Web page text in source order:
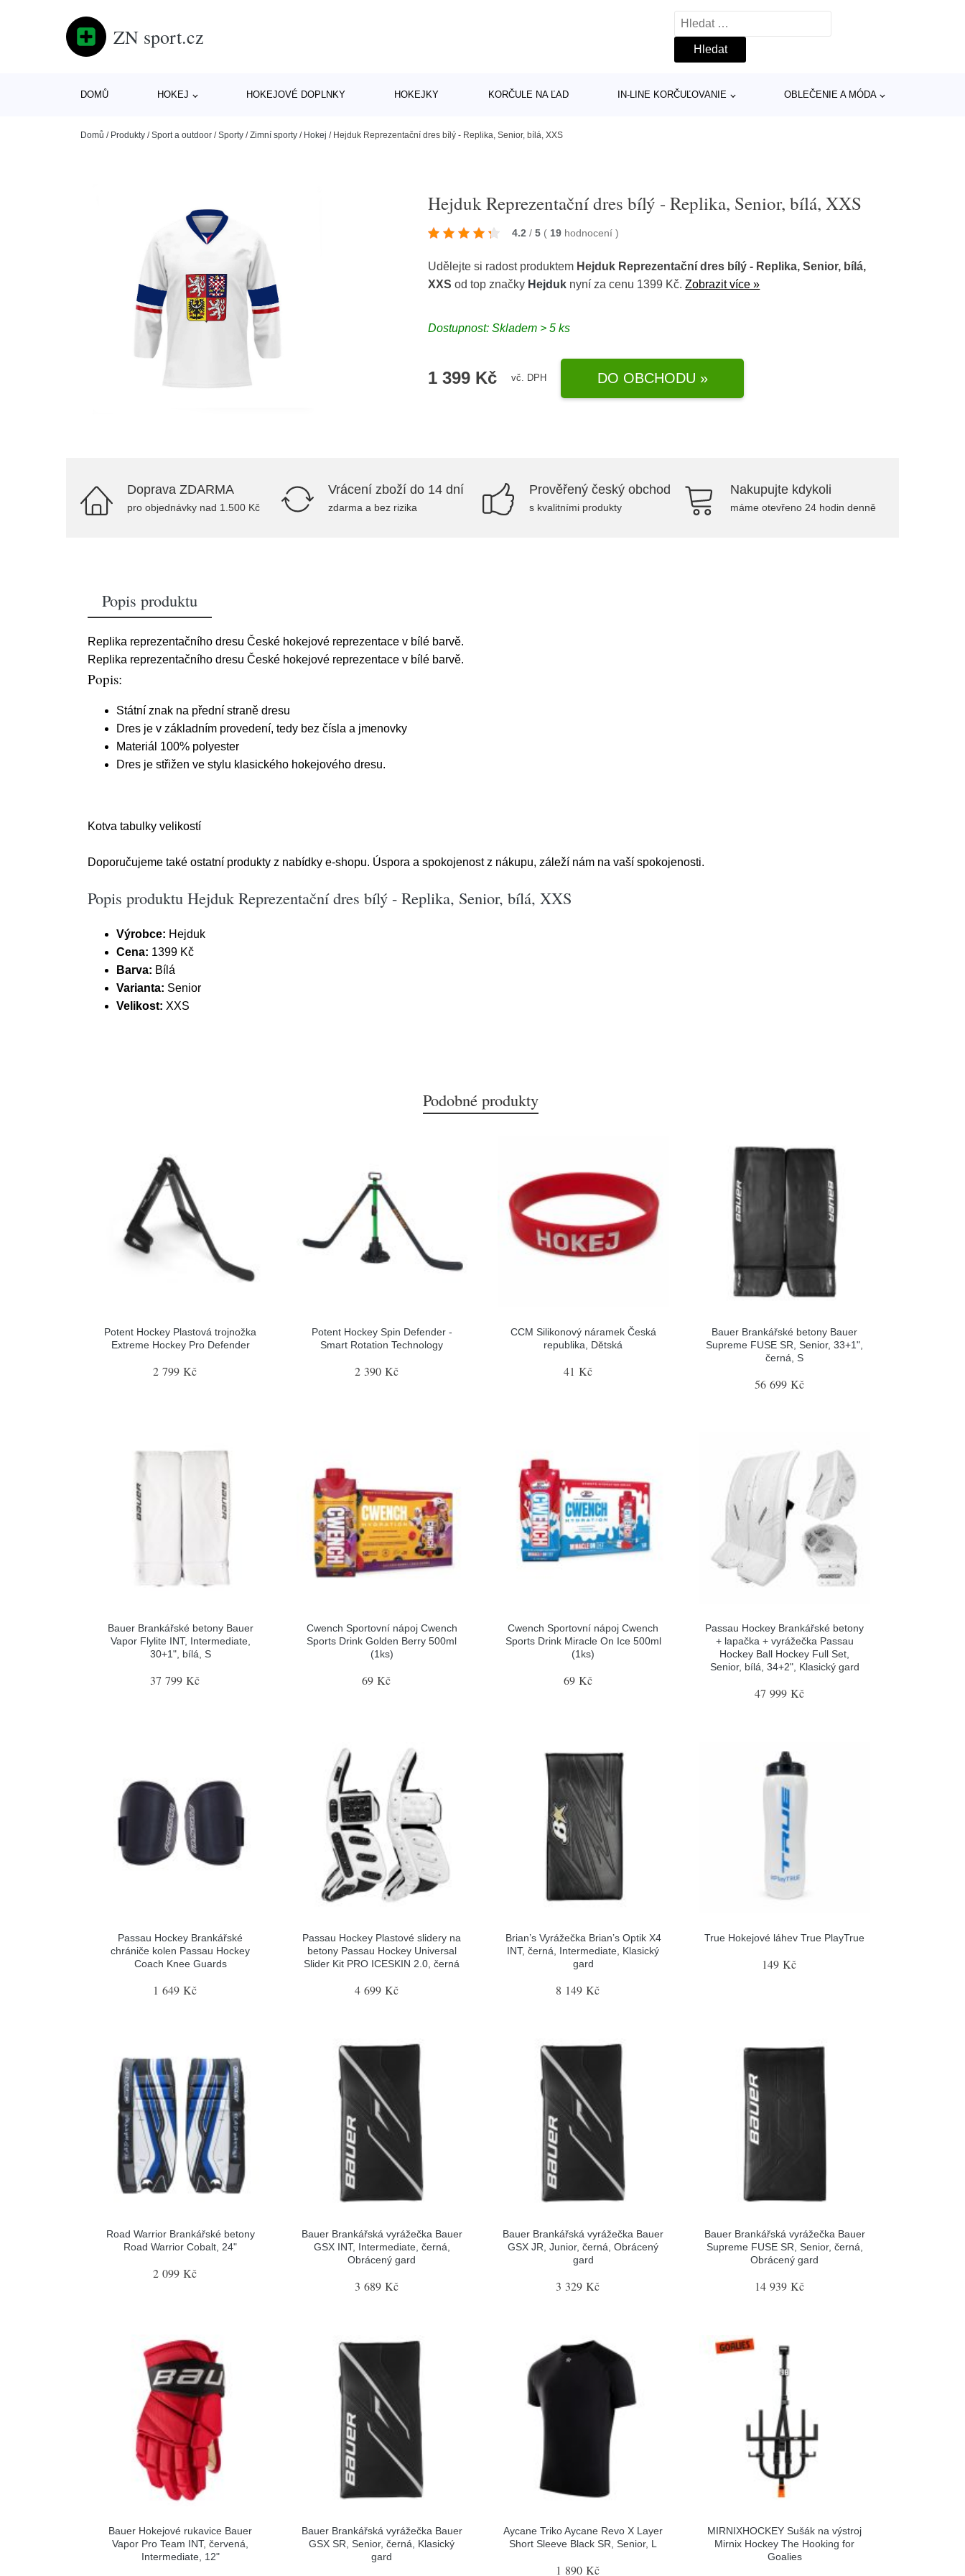
ZN sport.cz
Vyhledávání
DOMŮ HOKEJ HOKEJOVÉ DOPLNKY HOKEJKY KORČULE NA ĽAD IN-LINE KORČUĽOVANIE OBLEČENIE A MÓDA
Domů / Produkty /Sport a outdoor /Sporty /Zimní sporty / Hokej / Hejduk Reprezentační dres bílý - Replika, Senior, bílá, XXS
Hejduk Reprezentační dres bílý - Replika, Senior, bílá, XXS
4.2 / 5 ( 19 hodnocení)
Udělejte si radost produktem Hejduk Reprezentační dres bílý - Replika, Senior, bílá,
XXS od top značky Hejduk nyní za cenu 1399 Kč.Zobrazit více »
Dostupnost: Skladem > 5 ks
1 399 Kč vč. DPH DO OBCHODU »
Doprava ZDARMA
pro objednávky nad 1.500 Kč
Vrácení zboží do 14 dní
zdarma a bez rizika
Prověřený český obchod
s kvalitními produkty
Nakupujte kdykoli
máme otevřeno 24 hodin denně
Popis produktu
Replika reprezentačního dresu České hokejové reprezentace v bílé barvě.
Replika reprezentačního dresu České hokejové reprezentace v bílé barvě.
Popis:
Státní znak na přední straně dresu
Dres je v základním provedení, tedy bez čísla a jmenovky
Materiál 100% polyester
Dres je střižen ve stylu klasického hokejového dresu.
Kotva tabulky velikostí
Doporučujeme také ostatní produkty z nabídky e-shopu. Úspora a spokojenost z nákupu, záleží nám na vaší spokojenosti.
Popis produktu Hejduk Reprezentační dres bílý - Replika, Senior, bílá, XXS
Výrobce: Hejduk
Cena: 1399 Kč
Barva: Bílá
Varianta: Senior
Velikost: XXS
Podobné produkty
Potent Hockey Plastová trojnožka
Extreme Hockey Pro Defender
2 799 Kč
Potent Hockey Spin Defender -
Smart Rotation Technology
2 390 Kč
CCM Silikonový náramek Česká
republika, Dětská
41 Kč
Bauer Brankářské betony Bauer
Supreme FUSE SR, Senior, 33+1",
černá, S
56 699 Kč
Bauer Brankářské betony Bauer
Vapor Flylite INT, Intermediate,
30+1", bílá, S
37 799 Kč
Cwench Sportovní nápoj Cwench
Sports Drink Golden Berry 500ml
(1ks)
69 Kč
Cwench Sportovní nápoj Cwench
Sports Drink Miracle On Ice 500ml
(1ks)
69 Kč
Passau Hockey Brankářské betony
+ lapačka + vyrážečka Passau
Hockey Ball Hockey Full Set,
Senior, bílá, 34+2", Klasický gard
47 999 Kč
Passau Hockey Brankářské
chrániče kolen Passau Hockey
Coach Knee Guards
1 649 Kč
Passau Hockey Plastové slidery na
betony Passau Hockey Universal
Slider Kit PRO ICESKIN 2.0, černá
4 699 Kč
Brian’s Vyrážečka Brian’s Optik X4
INT, černá, Intermediate, Klasický
gard
8 149 Kč
True Hokejové láhev True PlayTrue
149 Kč
Road Warrior Brankářské betony
Road Warrior Cobalt, 24"
2 099 Kč
Bauer Brankářská vyrážečka Bauer
GSX INT, Intermediate, černá,
Obrácený gard
3 689 Kč
Bauer Brankářská vyrážečka Bauer
GSX JR, Junior, černá, Obrácený
gard
3 329 Kč
Bauer Brankářská vyrážečka Bauer
Supreme FUSE SR, Senior, černá,
Obrácený gard
14 939 Kč
Bauer Hokejové rukavice Bauer
Vapor Pro Team INT, červená,
Intermediate, 12"
Bauer Brankářská vyrážečka Bauer
GSX SR, Senior, černá, Klasický
gard
Aycane Triko Aycane Revo X Layer
Short Sleeve Black SR, Senior, L
1 890 Kč
MIRNIXHOCKEY Sušák na výstroj
Mirnix Hockey The Hooking for
Goalies